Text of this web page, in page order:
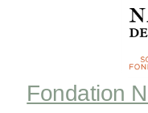
Fondation